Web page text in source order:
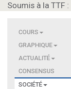
Soumis à la TTF :
COURS
GRAPHIQUE
ACTUALITÉ
CONSENSUS
SOCIÉTÉ